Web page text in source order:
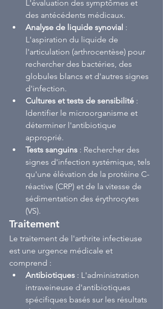
L'évaluation des symptômes et
des antécédents médicaux.
Analyse de liquide synovial :
L'aspiration du liquide de
l'articulation (arthrocentèse) pour
rechercher des bactéries, des
globules blancs et d'autres signes
d'infection.
Cultures et tests de sensibilité :
Identifier le microorganisme et
déterminer l'antibiotique
approprié.
Tests sanguins : Rechercher des
signes d'infection systémique, tels
qu'une élévation de la protéine C-
réactive (CRP) et de la vitesse de
sédimentation des érythrocytes
(VS).
Traitement
Le traitement de l'arthrite infectieuse
est une urgence médicale et
comprend :
Antibiotiques : L'administration
intraveineuse d'antibiotiques
spécifiques basés sur les résultats